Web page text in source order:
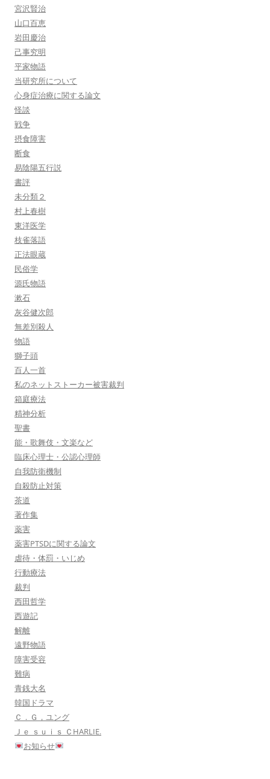
宮沢賢治
山口百恵
岩田慶治
己事究明
平家物語
当研究所について
心身症治療に関する論文
怪談
戦争
摂食障害
断食
易陰陽五行説
書評
未分類２
村上春樹
東洋医学
枝雀落語
正法眼蔵
民俗学
源氏物語
漱石
灰谷健次郎
無差別殺人
物語
獅子頭
百人一首
私のネットストーカー被害裁判
箱庭療法
精神分析
聖書
能・歌舞伎・文楽など
臨床心理士・公認心理師
自我防衛機制
自殺防止対策
茶道
著作集
薬害
薬害PTSDに関する論文
虐待・体罰・いじめ
行動療法
裁判
西田哲学
西遊記
解離
遠野物語
障害受容
難病
青銭大名
韓国ドラマ
Ｃ．Ｇ，ユング
Ｊｅ ｓｕｉｓ ＣHARLIE.
お知らせ